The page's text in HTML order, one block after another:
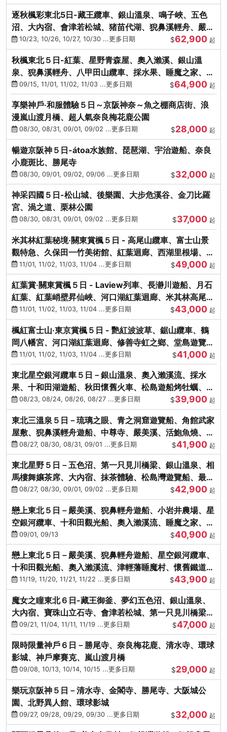
逐秋楓彩東北5日-藏王纜車、銀山溫泉、鳴子峽、五色
沼、大內宿、會津若松城、猪苗代湖、猊鼻溪輕舟、嚴美
溪、松島海灣遊船
10/23, 10/26, 10/27, 10/30 ...更多日期 $62,900 起
秋楓東北５日-紅葉、星野青森屋、奧入瀨溪、銀山溫
泉、猊鼻溪輕舟、八甲田山纜車、採水果、睡魔之家、法
式料理(不進免稅店)
09/15, 11/01, 11/02, 11/03 ...更多日期 $64,900 起
享樂神戶‧和服體驗５日～京阪神奈～魚之棚商店街、浪
漫嵐山渡月橋、超人氣奈良梅花鹿公園
08/30, 08/31, 09/01, 09/02 ...更多日期 $28,000 起
暢遊京阪神５日-átoa水族館、琵琶湖、宇治遊船、奈良
小鹿斑比、勝尾寺
08/30, 09/01, 09/02, 09/06 ...更多日期 $32,000 起
神采四國５日-松山城、後樂園、大步危溪谷、金刀比羅
宮、渦之道、栗林公園
08/30, 08/31, 09/01, 09/02 ...更多日期 $37,000 起
米其林紅葉秘境‧關東賞楓５日 - 高尾山纜車、富士山景
觀特急、久保田一竹美術館、紅葉迴廊、西湖里根場、銀
杏大道
11/01, 11/02, 11/03, 11/04 ...更多日期 $49,000 起
紅葉賞‧關東賞楓５日 - Laview列車、長瀞川遊船、月石
紅葉、紅葉峭壁昇仙峽、河口湖紅葉迴廊、米其林高尾
山、海鮮盛宴
11/01, 11/02, 11/03, 11/04 ...更多日期 $43,000 起
楓紅富士山‧東京賞楓５日 - 艷紅波波草、鋸山纜車、鶴
岡八幡宮、河口湖紅葉迴廊、修善寺虹之鄉、堂島遊覽
船、熱海梅園
11/01, 11/02, 11/03, 11/04 ...更多日期 $41,000 起
東北星空銀河纜車５日－銀山溫泉、奧入瀨溪流、採水
果、十和田湖遊船、秋田懷舊火車、松島遊船烤牡蠣、嚴
美溪、螃蟹本家
08/23, 08/24, 08/26, 08/27 ...更多日期 $39,900 起
東北三溫泉５日－琉璃之眼、青之洞窟遊覽船、角館武家
屋敷、猊鼻溪輕舟遊船、中尊寺、嚴美溪、活鮑魚燒、烤
牡蠣、握壽司體驗
08/27, 08/30, 08/31, 09/01 ...更多日期 $41,900 起
東北星野５日－五色沼、第一只見川橋梁、銀山溫泉、相
馬樓舞孃茶席、大內宿、抹茶體驗、松島灣遊覽船、最上
川輕舟、螃蟹御膳
08/27, 08/30, 09/01, 09/02 ...更多日期 $42,900 起
戀上東北５日－嚴美溪、猊鼻輕舟遊船、小岩井農場、星
空銀河纜車、十和田觀光船、奧入瀨溪流、睡魔之家、朱
紅社殿（仙台／青森）
09/01, 09/13 $40,900 起
戀上東北５日－嚴美溪、猊鼻輕舟遊船、星空銀河纜車、
十和田觀光船、奧入瀨溪流、津輕藩睡魔村、懷舊鐵道
（青森／仙台）
11/19, 11/20, 11/21, 11/22 ...更多日期 $43,900 起
魔女之瞳東北６日-藏王御釜、夢幻五色沼、銀山溫泉、
大內宿、寶珠山立石寺、會津若松城、第一只見川橋梁、
燒肉吃到飽
09/21, 11/04, 11/11, 11/19 ...更多日期 $47,000 起
限時限量神戶６日－勝尾寺、奈良梅花鹿、清水寺、環球
影城、神戶摩賽克、嵐山渡月橋
09/08, 10/13, 10/14, 10/15 ...更多日期 $29,000 起
樂玩京阪神５日－清水寺、金閣寺、勝尾寺、大阪城公
園、北野異人館、環球影城
09/27, 09/28, 09/29, 09/30 ...更多日期 $32,000 起